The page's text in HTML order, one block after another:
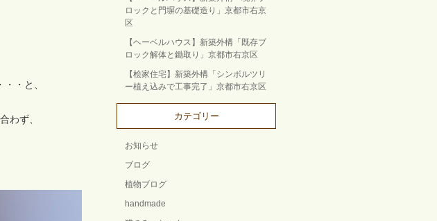
・と、
わず、
ロックと門塀の基礎造り」京都市右京
区
【ヘーベルハウス】新築外構「既存ブ
ロック解体と鋤取り」京都市右京区
【桧家住宅】新築外構「シンボルツリ
ー植え込みで工事完了」京都市右京区
カテゴリー
お知らせ
ブログ
植物ブログ
handmade